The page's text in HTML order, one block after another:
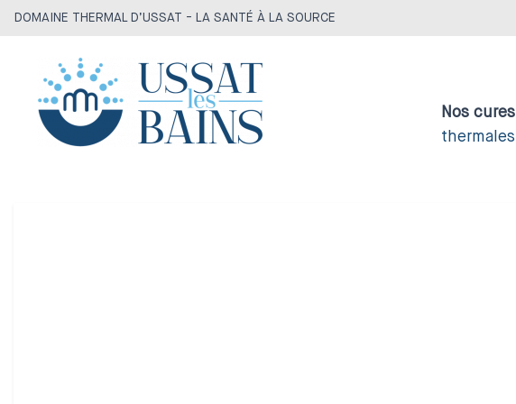
DOMAINE THERMAL D’USSAT - LA SANTÉ À LA SOURCE
Nos cures
thermales